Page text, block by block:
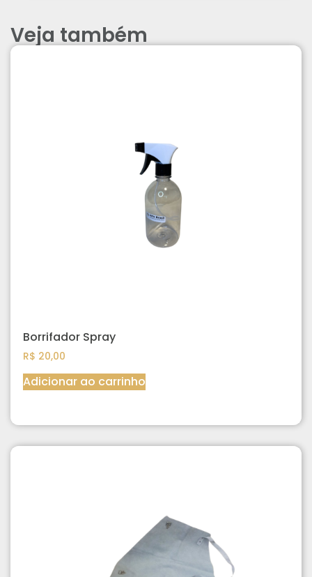
Veja também
Borrifador Spray
R$ 20,00
Adicionar ao carrinho